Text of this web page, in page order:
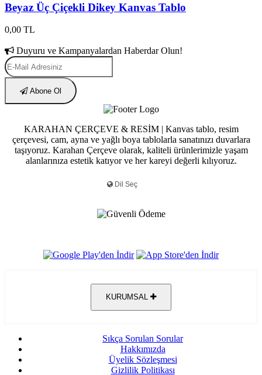
Beyaz Üç Çiçekli Dikey Kanvas Tablo
0,00 TL
Duyuru ve Kampanyalardan Haberdar Olun!
Abone Ol
KARAHAN ÇERÇEVE & RESİM | Kanvas tablo, resim
çerçevesi, cam, ayna ve yağlı boya tablolarla sanatınızı duvarlara
taşıyoruz. Karahan Çerçeve olarak, kaliteli ürünlerimizle yaşam
alanlarınıza estetik katıyor ve her kareyi değerli kılıyoruz.
KURUMSAL
Sıkça Sorulan Sorular
Hakkımızda
Üyelik Sözleşmesi
Gizlilik Politikası